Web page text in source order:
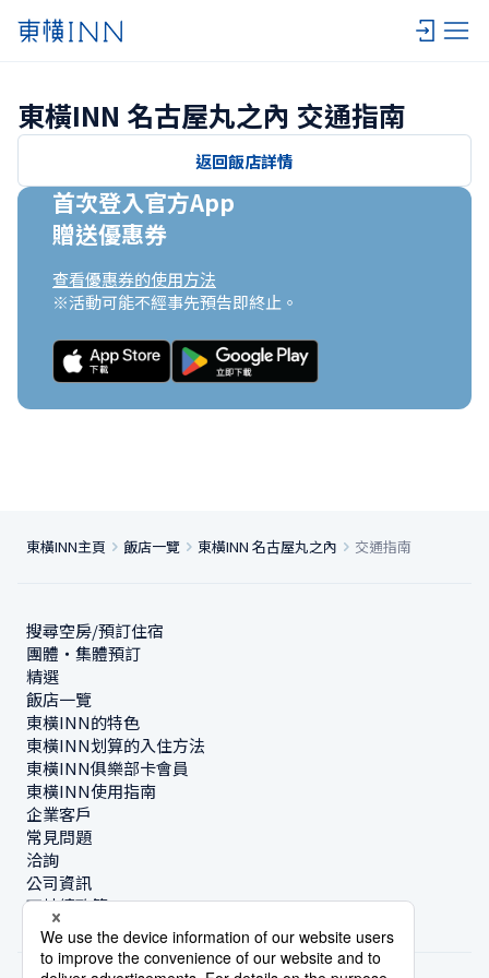
東橫INN 名古屋丸之內 交通指南
返回飯店詳情
首次登入官方App
贈送優惠券
查看優惠券的使用方法
※活動可能不經事先預告即終止。
東橫INN主頁 飯店一覽 東橫INN 名古屋丸之內 交通指南
搜尋空房/預訂住宿
團體・集體預訂
精選
飯店一覽
東橫INN的特色
東橫INN划算的入住方法
東橫INN俱樂部卡會員
東橫INN使用指南
企業客戶
常見問題
洽詢
公司資訊
可持續政策